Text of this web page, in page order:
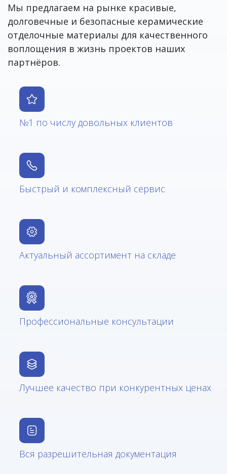
Мы предлагаем на рынке красивые,
долговечные и безопасные керамические
отделочные материалы для качественного
воплощения в жизнь проектов наших
партнёров.
№1 по числу довольных клиентов
Быстрый и комплексный сервис
Актуальный ассортимент на складе
Профессиональные консультации
Лучшее качество при конкурентных ценах
Вся разрешительная документация